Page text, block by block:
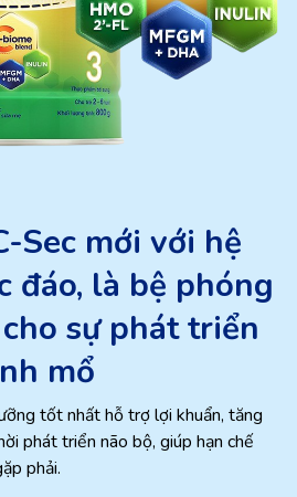
Sec mới với hệ
đáo, là bệ phóng
sự phát triển
mổ
tốt nhất hỗ trợ lợi khuẩn, tăng
phát triển não bộ, giúp hạn chế
phải.